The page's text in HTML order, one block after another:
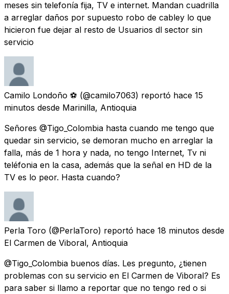
meses sin telefonía fija, TV e internet. Mandan cuadrilla
a arreglar daños por supuesto robo de cabley lo que
hicieron fue dejar al resto de Usuarios dl sector sin
servicio
Camilo Londoño ⚽️ (@camilo7063) reportó hace 15
minutos desde Marinilla, Antioquia
Señores @Tigo_Colombia hasta cuando me tengo que
quedar sin servicio, se demoran mucho en arreglar la
falla, más de 1 hora y nada, no tengo Internet, Tv ni
teléfonia en la casa, además que la señal en HD de la
TV es lo peor. Hasta cuando?
Perla Toro (@PerlaToro) reportó hace 18 minutos desde
El Carmen de Viboral, Antioquia
@Tigo_Colombia buenos días. Les pregunto, ¿tienen
problemas con su servicio en El Carmen de Viboral? Es
para saber si llamo a reportar que no tengo red o si